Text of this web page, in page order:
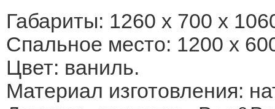
Габариты: 1260 х 700 х
Спальное место: 1200 х
Цвет: ваниль.
Материал изготовления: